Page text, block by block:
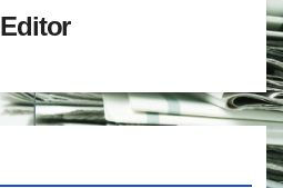
Editor